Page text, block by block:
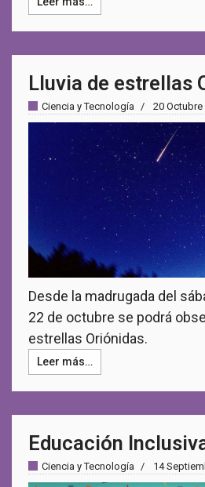
Lluvia de estrellas
Ciencia y Tecnología 20 Octubre
Desde la madrugada del
22 de octubre se podrá
estrellas Oriónidas.
Leer más…
Educación
Ciencia y Tecnología 14